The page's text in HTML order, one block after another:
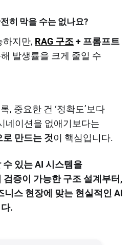
히 막을 수는 없나요?
지만, RAG 구조+ 프롬프트
발생률을 크게 줄일 수
, 중요한 건 ‘정확도’보다
네이션을 없애기보다는
만드는 것이 핵심입니다.
있는 AI 시스템을
증이 가능한 구조 설계부터,
니스 현장에 맞는 현실적인 AI
.